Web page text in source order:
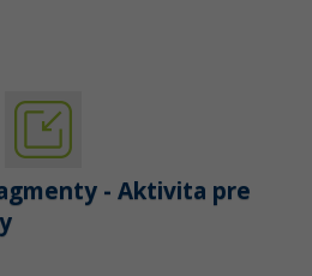
- Aktivita pre